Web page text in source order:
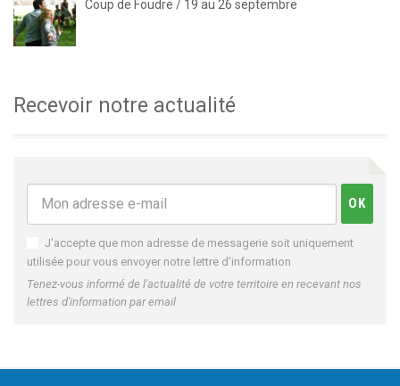
Coup de Foudre / 19 au 26 septembre
Recevoir notre actualité
J'accepte que mon adresse de messagerie soit uniquement
utilisée pour vous envoyer notre lettre d'information
Tenez-vous informé de l'actualité de votre territoire en recevant nos
lettres d'information par email